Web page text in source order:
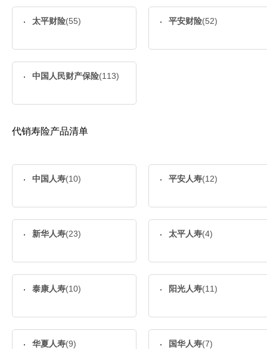
太平财险(55) 平安财险(52)
中国人民财产保险(113)
代销寿险产品清单
中国人寿(10) 平安人寿(12)
新华人寿(23) 太平人寿(4)
泰康人寿(10) 阳光人寿(11)
华夏人寿(9) 国华人寿(7)